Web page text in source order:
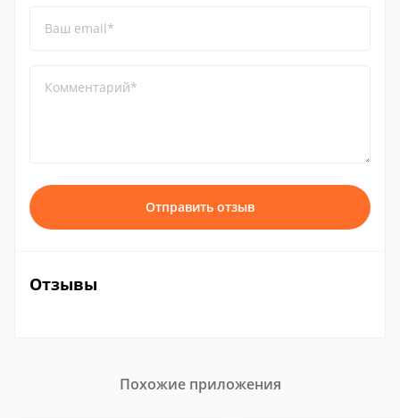
Ваш email*
Комментарий*
Отправить отзыв
Отзывы
Похожие приложения